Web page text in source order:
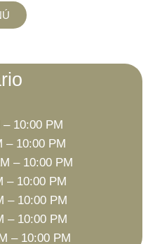
– 10:00 PM
– 10:00 PM
– 10:00 PM
– 10:00 PM
– 10:00 PM
– 10:00 PM
– 10:00 PM